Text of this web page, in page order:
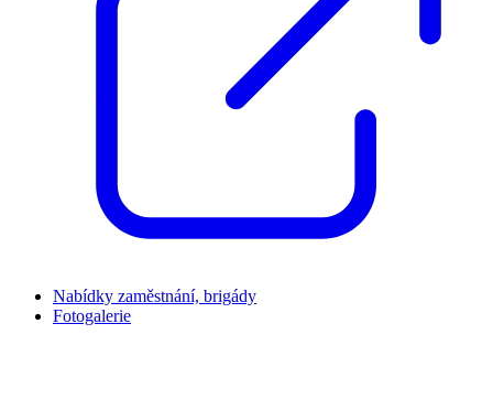
Nabídky zaměstnání, brigády
Fotogalerie